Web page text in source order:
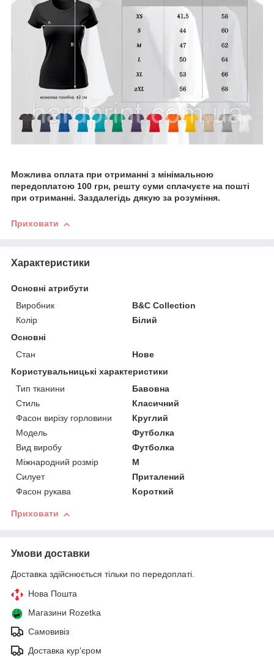
Можлива оплата при отриманні з мінімальною
передоплатою 100 грн, решту суми сплачуєте на пошті
при отриманні. Заздалегідь дякую за розуміння.
Приховати
Характеристики
Основні атрибути
Виробник
B&C Collection
Колір
Білий
Основні
Стан
Нове
Користувальницькі характеристики
Тип тканини
Бавовна
Стиль
Класичний
Фасон вирізу горловини
Круглий
Модель
Футболка
Вид виробу
Футболка
Міжнародний розмір
M
Силует
Приталений
Фасон рукава
Короткий
Приховати
Умови доставки
Доставка здійснюється тільки по передоплаті.
Нова Пошта
Магазини Rozetka
Самовивіз
Доставка кур'єром